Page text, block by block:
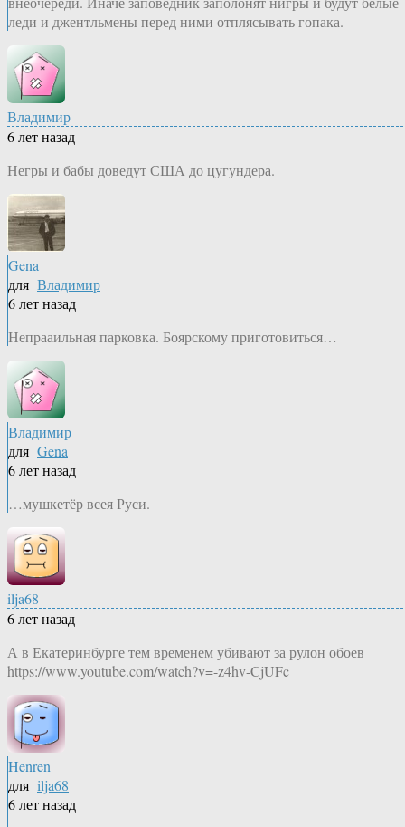
леди и джентльмены перед ними отплясывать гопака.
Владимир
6 лет назад
Негры и бабы доведут США до цугундера.
Gena
для Владимир
6 лет назад
Непрааильная парковка. Боярскому приготовиться…
Владимир
для Gena
6 лет назад
…мушкетёр всея Руси.
ilja68
6 лет назад
А в Екатеринбурге тем временем убивают за рулон обоев
https://www.youtube.com/watch?v=-z4hv-CjUFc
Henren
для ilja68
6 лет назад